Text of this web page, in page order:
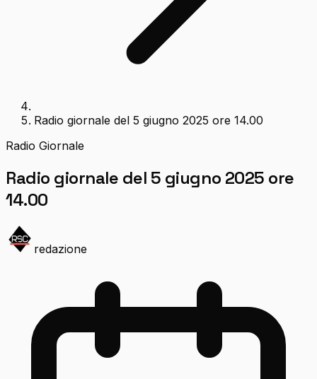
Radio giornale del 5 giugno 2025 ore 14.00
Radio Giornale
Radio giornale del 5 giugno 2025 ore
14.00
redazione